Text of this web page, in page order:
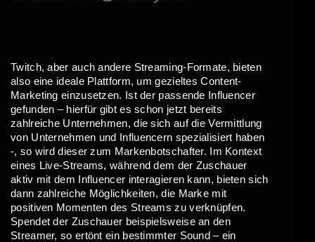
Twitch, aber auch andere Streaming-Formate, bieten
also eine ideale Plattform, um gezieltes Content-
Marketing einzusetzen. Ist der passende Influencer
gefunden – hierfür gibt es schon jetzt bereits
zahlreiche Unternehmen, die sich auf die Vermittlung
von Unternehmen und Influencern spezialisiert haben
-, so wird dieser zum Markenbotschafter. Im Kontext
eines Live-Streams, während dem der Zuschauer
aktiv mit dem Influencer interagieren kann, bieten sich
dann zahlreiche Möglichkeiten, die Marke mit
positiven Momenten des Streams zu verknüpfen.
Spendet der Zuschauer beispielsweise an den
Streamer, so ertönt ein bestimmter Sound – ein